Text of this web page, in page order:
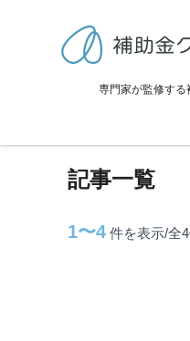
専門家が監修する
>補助金・助成金詳細
伊根町に
記事一覧
1〜4 件を表示/全4